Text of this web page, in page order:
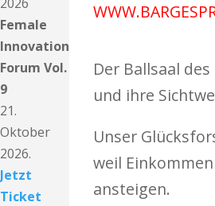
Female
Innovation
Forum Vol.
9
21.
Oktober
2026.
Jetzt
Ticket
Der Ballsaal
und ihre
Unser
weil
ansteigen.